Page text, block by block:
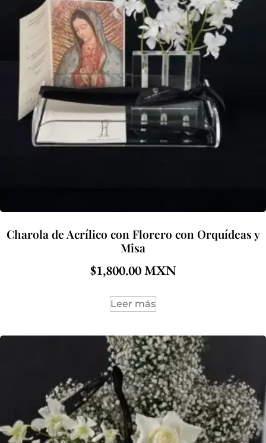
Charola de Acrílico con Florero con Orquídeas y
Misa
$1,800.00
Leer más